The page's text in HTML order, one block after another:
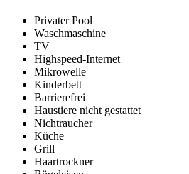
Privater Pool
Waschmaschine
TV
Highspeed-Internet
Mikrowelle
Kinderbett
Barrierefrei
Haustiere nicht gestattet
Nichtraucher
Küche
Grill
Haartrockner